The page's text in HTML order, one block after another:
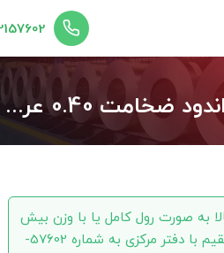
02157602
ورق گالوانیزه روی اندود ضخامت 0.40 عرض 1250
به صورت رول کامل یا با وزن بیش
از دو تن امکان تماس مستقیم با دفتر مرکزی به شماره 57602-